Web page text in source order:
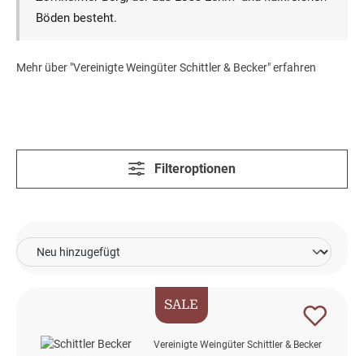
Böden besteht.
Mehr über "Vereinigte Weingüter Schittler & Becker" erfahren
Filteroptionen
SALE
Vereinigte Weingüter Schittler & Becker